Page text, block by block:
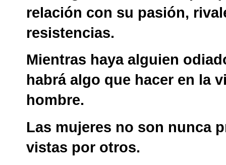
relación con su pasión,
resistencias.
Mientras haya alguien
habrá algo que hacer en la
hombre.
Las mujeres no son nunca
vistas por otros.